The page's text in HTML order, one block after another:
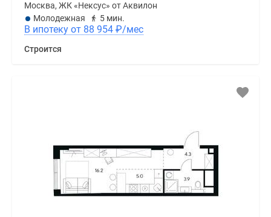
Москва, ЖК «Нексус» от Аквилон
Молодежная
5 мин.
В ипотеку от 88 954 ₽/мес
Строится